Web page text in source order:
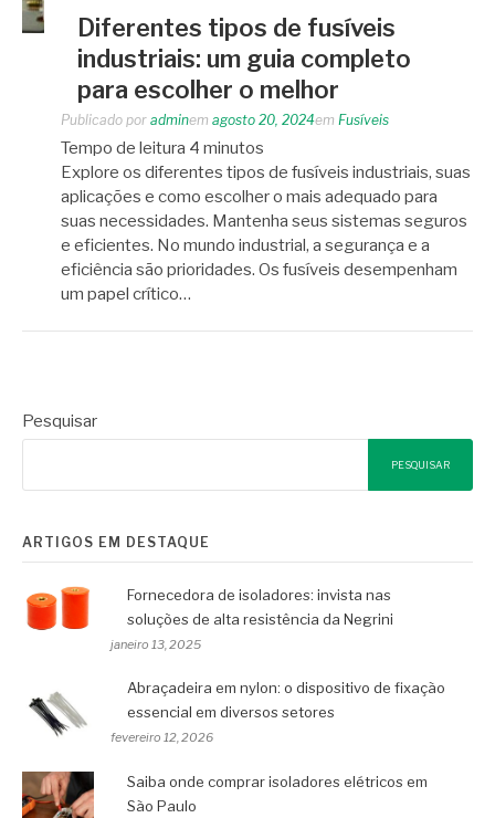
Diferentes tipos de fusíveis
industriais: um guia completo
para escolher o melhor
Publicado por adminem agosto 20, 2024em Fusíveis
Tempo de leitura 4 minutos
Explore os diferentes tipos de fusíveis industriais, suas
aplicações e como escolher o mais adequado para
suas necessidades. Mantenha seus sistemas seguros
e eficientes. No mundo industrial, a segurança e a
eficiência são prioridades. Os fusíveis desempenham
um papel crítico…
Pesquisar
PESQUISAR
ARTIGOS EM DESTAQUE
Fornecedora de isoladores: invista nas
soluções de alta resistência da Negrini
janeiro 13, 2025
Abraçadeira em nylon: o dispositivo de fixação
essencial em diversos setores
fevereiro 12, 2026
Saiba onde comprar isoladores elétricos em
São Paulo